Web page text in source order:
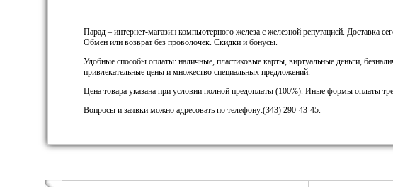
Парад – интернет-магазин компьютерного железа с железной репутацией. Доставка
Обмен или возврат без проволочек. Скидки и бонусы.
Удобные способы оплаты: наличные, пластиковые карты, виртуальные деньги,
привлекательные цены и множество специальных предложений.
Цена товара указана при условии полной предоплаты (100%). Иные формы оплаты
Вопросы и заявки можно адресовать по телефону:(343) 290-43-45.